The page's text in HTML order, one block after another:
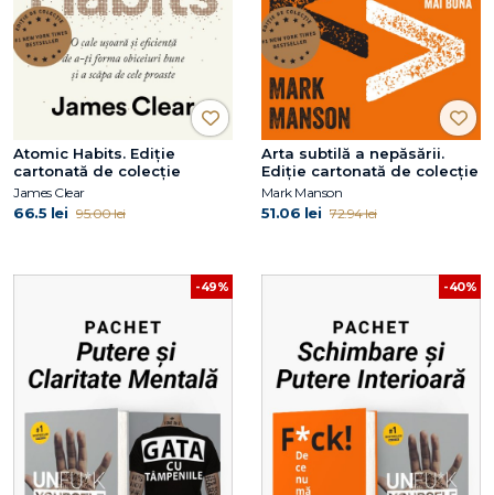
Atomic Habits. Ediție
cartonată de colecție
James Clear
66.5 lei 95.00 lei
Arta subtilă a nepăsării.
Ediție cartonată de colecție
Mark Manson
51.06 lei 72.94 lei
-49% -40%